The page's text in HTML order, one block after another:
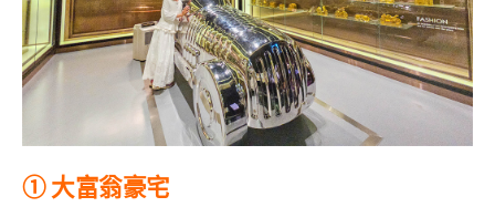
① 大富翁豪宅